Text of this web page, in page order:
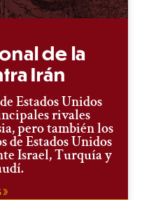
de la
Irán
Estados Unidos
rivales
pero también los
de Estados Unidos
Israel, Turquía y
»